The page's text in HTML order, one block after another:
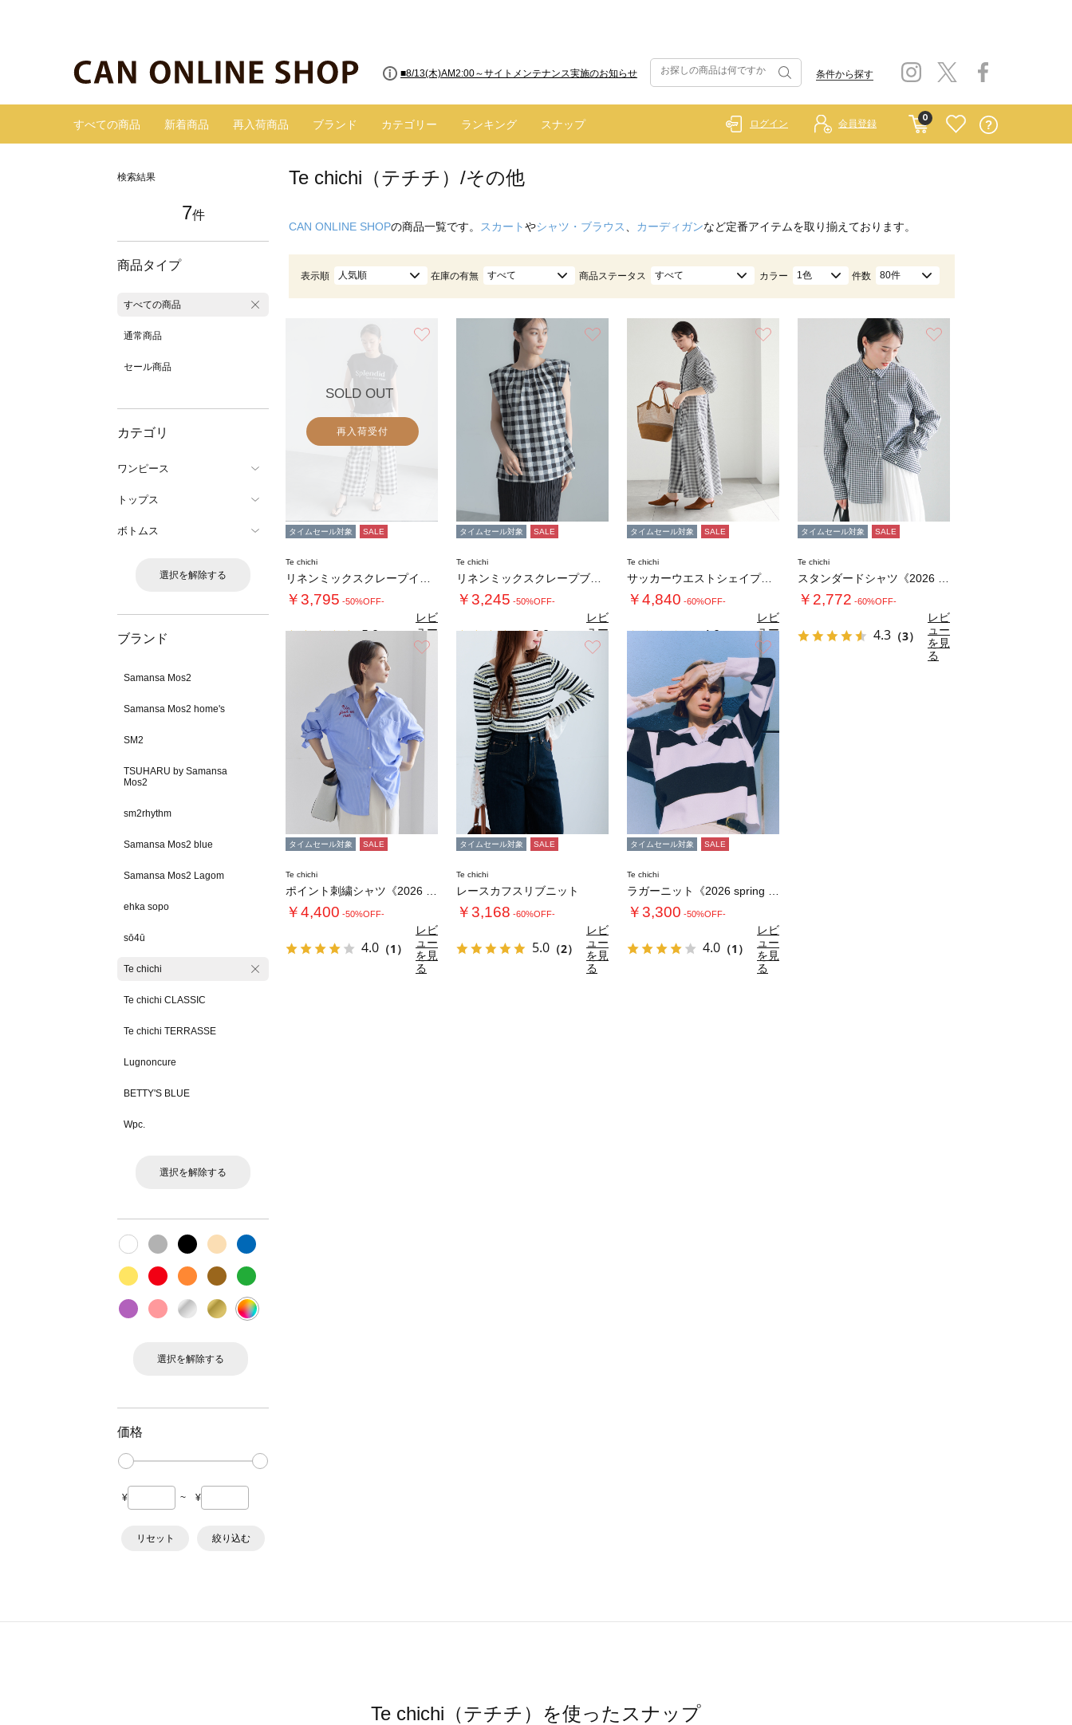
■8/13(木)AM2:00～サイトメンテナンス実施のお知らせ
■【お知らせ】ヤマト運輸の配送遅延・停止について 条件から探す
すべての商品 新着商品 再入荷商品 ブランド カテゴリー ランキング スナップ
0
ログイン 会員登録
検索結果
7件
商品タイプ
すべての商品
通常商品
セール商品
カテゴリ
ワンピース
トップス
ボトムス
選択を解除する
ブランド
Samansa Mos2
Samansa Mos2 home's
SM2
TSUHARU by Samansa
Mos2
sm2rhythm
Samansa Mos2 blue
Samansa Mos2 Lagom
ehka sopo
sō4ū
Te chichi
Te chichi CLASSIC
Te chichi TERRASSE
Lugnoncure
BETTY'S BLUE
Wpc.
選択を解除する
選択を解除する
価格
¥ ~ ¥
リセット 絞り込む
Te chichi（テチチ）/その他
CAN ONLINE SHOPの商品一覧です。 スカートやシャツ・ブラウス カーディガンなど定番アイテムを取り揃えております。
表示順 人気順 在庫の有無 すべて 商品ステータス すべて カラー 1色 件数 80件
SOLD OUT
再入荷受付
タイムセール対象 SALE
Te chichi
￥3,795 -50%OFF-
5.0（1）
レビ
ュー
を見
る
タイムセール対象 SALE
Te chichi
￥3,245 -50%OFF-
5.0（2）
レビ
ュー
を見
る
タイムセール対象 SALE
Te chichi
サッカーウエストシェイプワンピース
￥4,840 -60%OFF-
4.0（1）
レビ
ュー
を見
る
タイムセール対象 SALE
Te chichi
￥2,772 -60%OFF-
4.3 （3）
レビ
ュー
を見
る
タイムセール対象 SALE
Te chichi
￥4,400 -50%OFF-
4.0 （1）
レビ
ュー
を見
る
タイムセール対象 SALE
Te chichi
レースカフスリブニット
￥3,168 -60%OFF-
5.0 （2）
レビ
ュー
を見
る
お気に入り
タイムセール対象 SALE
Te chichi
￥3,300 -50%OFF-
4.0 （1）
レビ
ュー
を見
る
Te chichi（テチチ）を使ったスナップ